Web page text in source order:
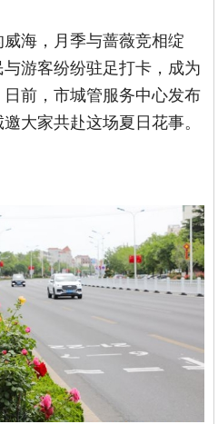
海，月季与蔷薇竞相绽
游客纷纷驻足打卡，成为
前，市城管服务中心发布
大家共赴这场夏日花事。